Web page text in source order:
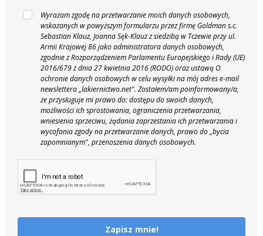
Wyrażam zgodę na przetwarzanie moich danych osobowych,
wskazanych w powyższym formularzu przez firmę Goldman s.c.
Sebastian Klauz, Joanna Sęk-Klauz z siedzibą w Tczewie przy ul.
Armii Krajowej 86 jako administratora danych osobowych,
zgodnie z Rozporządzeniem Parlamentu Europejskiego i Rady (UE)
2016/679 z dnia 27 kwietnia 2016 (RODO) oraz ustawą O
ochronie danych osobowych w celu wysyłki na mój adres e-mail
newslettera „lakiernictwo.net". Zostałem/am poinformowany/a,
że przysługuje mi prawo do: dostępu do swoich danych,
możliwości ich sprostowania, ograniczenia przetwarzania,
wniesienia sprzeciwu, żądania zaprzestania ich przetwarzania i
wycofania zgody na przetwarzanie danych, prawo do „bycia
zapomnianym", przenoszenia danych osobowych.
Zapisz mnie!